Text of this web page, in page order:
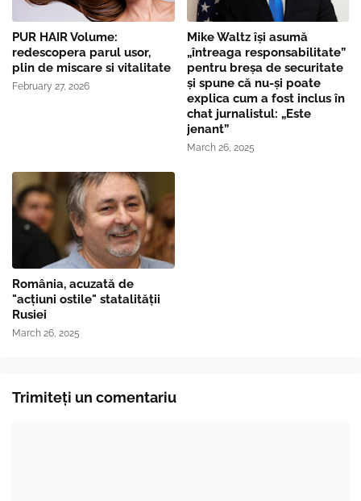
PUR HAIR Volume:
redescopera parul usor,
plin de miscare si vitalitate
February 27, 2026
Mike Waltz îşi asumă
„întreaga responsabilitate”
pentru breşa de securitate
și spune că nu-și poate
explica cum a fost inclus în
chat jurnalistul: „Este
jenant”
March 26, 2025
România, acuzată de
"acțiuni ostile" statalității
Rusiei
March 26, 2025
Trimiteți un comentariu